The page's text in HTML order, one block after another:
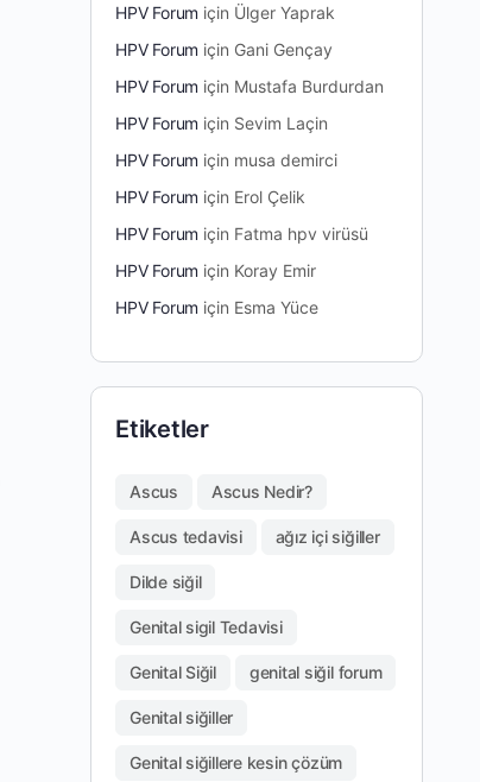
HPV Forum için Ülger Yaprak
HPV Forum için Gani Gençay
HPV Forum için Mustafa Burdurdan
HPV Forum için Sevim Laçin
HPV Forum için musa demirci
HPV Forum için Erol Çelik
HPV Forum için Fatma hpv virüsü
HPV Forum için Koray Emir
HPV Forum için Esma Yüce
Etiketler
Ascus Ascus Nedir?
Ascus tedavisi ağız içi siğiller
Dilde siğil
Genital sigil Tedavisi
Genital Siğil genital siğil forum
Genital siğiller
Genital siğillere kesin çözüm